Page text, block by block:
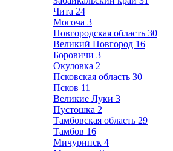
Чита 24
Могоча 3
Новгородская область 30
Великий Новгород 16
Боровичи 3
Окуловка 2
Псковская область 30
Псков 11
Великие Луки 3
Пустошка 2
Тамбовская область 29
Тамбов 16
Мичуринск 4